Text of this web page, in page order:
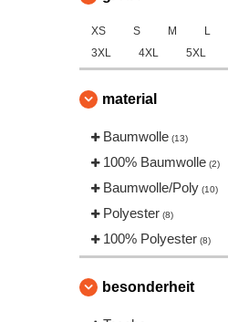
XS S M L
3XL
4XL 5XL
material
Baumwolle (13)
100% Baumwolle (2)
Baumwolle/Poly (10)
Polyester (8)
100% Polyester (8)
besonderheit